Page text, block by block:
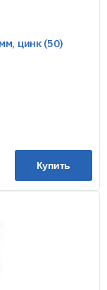
цинк (50)
Купить